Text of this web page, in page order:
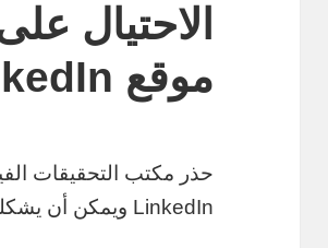
الاحتيال
موقع LinkedIn
LinkedIn ويمكن أن يشكلوا “تهديدًا كبيرًا” لمنصة التواصل الاجتماعي ومستخدميها.